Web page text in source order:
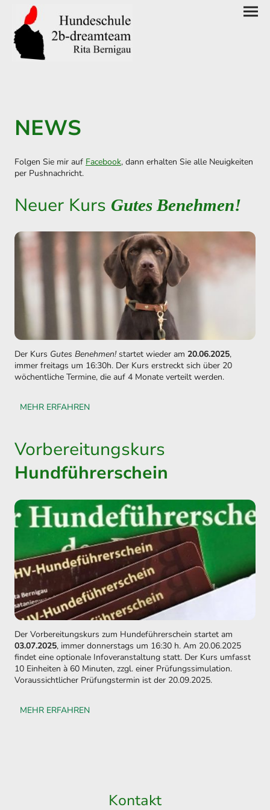
NEWS
Folgen Sie mir auf Facebook, dann erhalten Sie alle Neuigkeiten
per Pushnachricht.
Neuer Kurs Gutes Benehmen!
Der Kurs Gutes Benehmen!startet wieder am 20.06.2025,
immer freitags um 16:30h. Der Kurs erstreckt sich über 20
wöchentliche Termine, die auf 4 Monate verteilt werden.
MEHR ERFAHREN
Vorbereitungskurs
Hundführerschein
Der Vorbereitungskurs zum Hundeführerschein startet am
03.07.2025, immer donnerstags um 16:30 h. Am 20.06.2025
findet eine optionale Infoveranstaltung statt. Der Kurs umfasst
10 Einheiten à 60 Minuten, zzgl. einer Prüfungssimulation.
Voraussichtlicher Prüfungstermin ist der 20.09.2025.
MEHR ERFAHREN
Kontakt